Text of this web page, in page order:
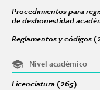
Procedimientos para
de deshonestidad
Reglamentos y códigos
Nivel académico
Licenciatura (265)